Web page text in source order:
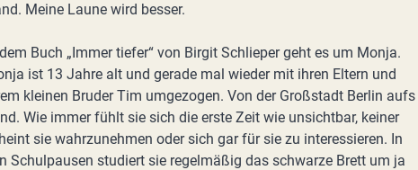
Meine Laune wird besser.
Buch „Immer tiefer“ von Birgit Schlieper geht es um Monja.
ist 13 Jahre alt und gerade mal wieder mit ihren Eltern und
kleinen Bruder Tim umgezogen. Von der Großstadt Berlin aufs
Wie immer fühlt sie sich die erste Zeit wie unsichtbar, keiner
sie wahrzunehmen oder sich gar für sie zu interessieren. In
Schulpausen studiert sie regelmäßig das schwarze Brett um ja